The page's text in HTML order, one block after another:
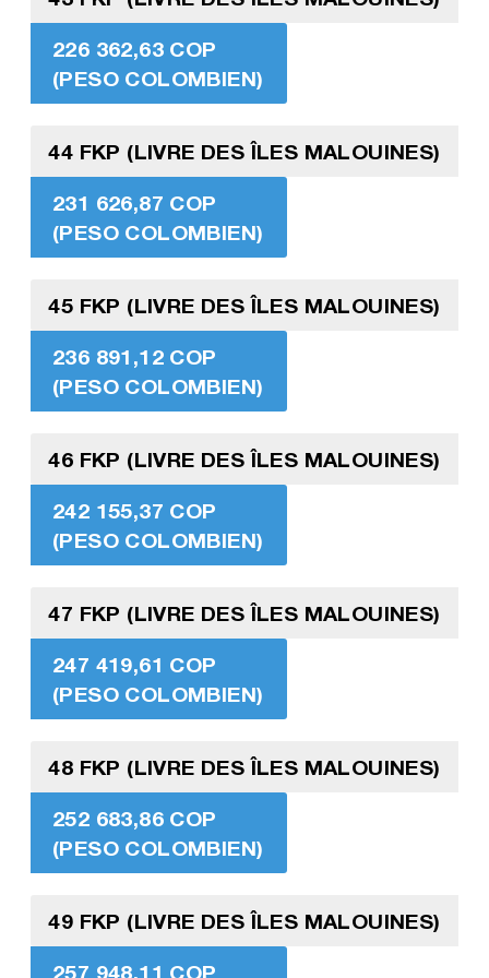
226 362,63 COP
(PESO COLOMBIEN)
44 FKP (LIVRE DES ÎLES MALOUINES)
231 626,87 COP
(PESO COLOMBIEN)
45 FKP (LIVRE DES ÎLES MALOUINES)
236 891,12 COP
(PESO COLOMBIEN)
46 FKP (LIVRE DES ÎLES MALOUINES)
242 155,37 COP
(PESO COLOMBIEN)
47 FKP (LIVRE DES ÎLES MALOUINES)
247 419,61 COP
(PESO COLOMBIEN)
48 FKP (LIVRE DES ÎLES MALOUINES)
252 683,86 COP
(PESO COLOMBIEN)
49 FKP (LIVRE DES ÎLES MALOUINES)
257 948,11 COP